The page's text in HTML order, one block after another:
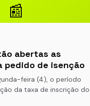
📰
abertas as
pedido de isenção
feira (4), o período
da taxa de inscrição do…